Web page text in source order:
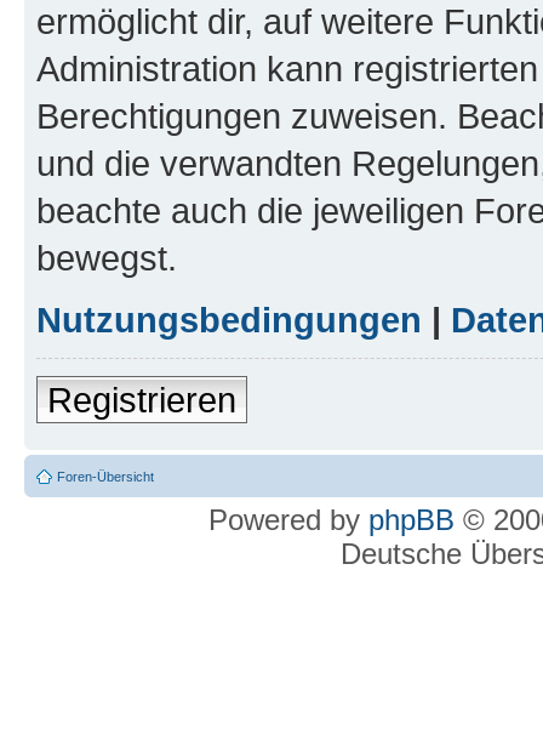
ermöglicht dir, auf weitere
Administration kann
Berechtigungen zuweisen.
und die verwandten
beachte auch die jeweiligen
bewegst.
Nutzungsbedingungen |
Registrieren
Foren-Übersicht
Powered by phpBB ©
Deutsche